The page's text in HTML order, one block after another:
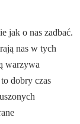
jak o nas zadbać.
nas w tych
warzywa
dobry czas